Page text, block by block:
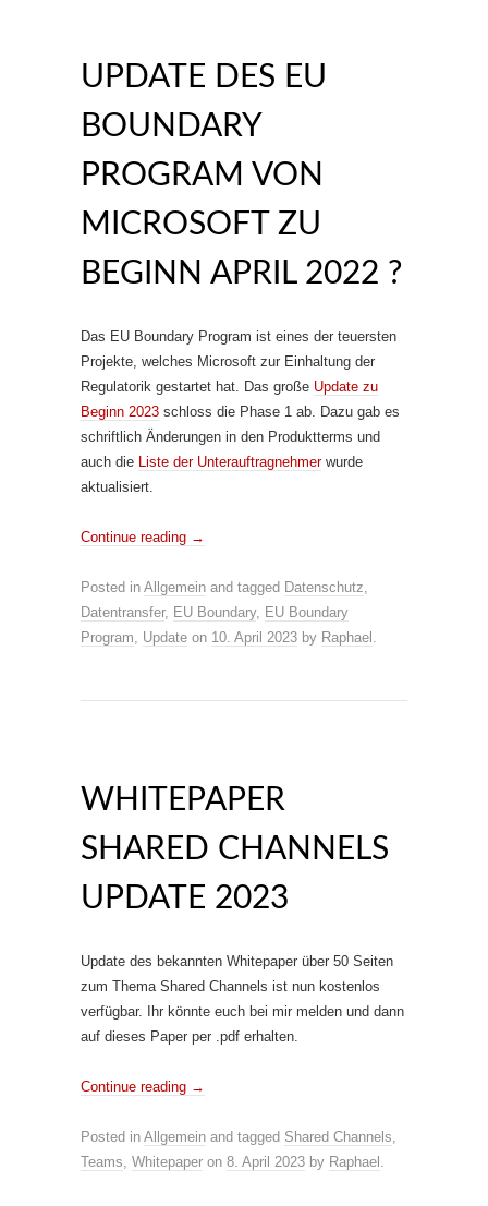
UPDATE DES EU
BOUNDARY
PROGRAM VON
MICROSOFT ZU
BEGINN APRIL 2022 ?
Das EU Boundary Program ist eines der teuersten
Projekte, welches Microsoft zur Einhaltung der
Regulatorik gestartet hat. Das große Update zu
Beginn 2023 schloss die Phase 1 ab. Dazu gab es
schriftlich Änderungen in den Produktterms und
auch die Liste der Unterauftragnehmerwurde
aktualisiert.
Continue reading →
Posted in Allgemein and tagged Datenschutz,
Datentransfer, EU Boundary, EU Boundary
Program, Update on 10. April 2023 by Raphael .
WHITEPAPER
SHARED CHANNELS
UPDATE 2023
Update des bekannten Whitepaper über 50 Seiten
zum Thema Shared Channels ist nun kostenlos
verfügbar. Ihr könnte euch bei mir melden und dann
auf dieses Paper per .pdf erhalten.
Continue reading →
Posted in Allgemein and tagged Shared Channels,
Teams, Whitepaper on 8. April 2023 by Raphael .